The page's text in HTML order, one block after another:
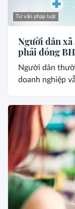
Tư vấn pháp luật
Người dân
phải đóng
Người dân
doanh nghiệp